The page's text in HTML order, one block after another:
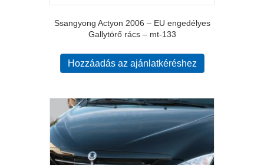
Ssangyong Actyon 2006 – EU engedélyes
Gallytörő rács – mt-133
Hozzáadás az ajánlatkéréshez